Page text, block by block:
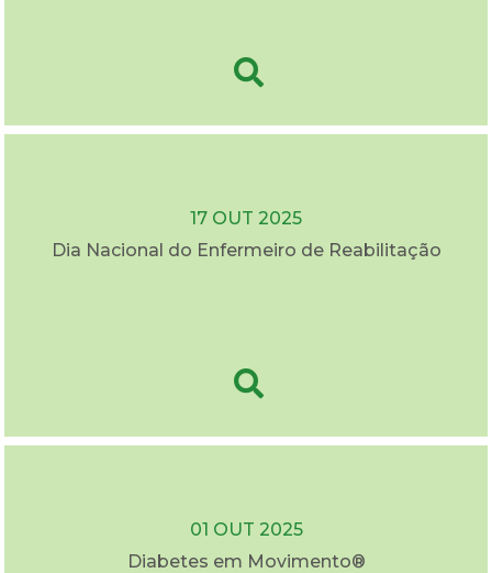
17 OUT 2025
Dia Nacional do Enfermeiro de Reabilitação
01 OUT 2025
Diabetes em Movimento®